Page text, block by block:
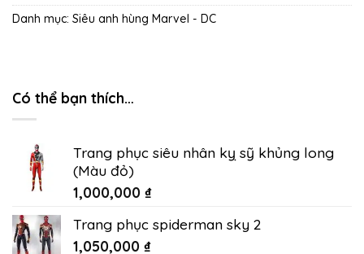
Danh mục: Siêu anh hùng Marvel - DC
Có thể bạn thích…
Trang phục siêu nhân kỵ sỹ khủng long
(Màu đỏ)
1,000,000 ₫
Trang phục spiderman sky 2
1,050,000 ₫